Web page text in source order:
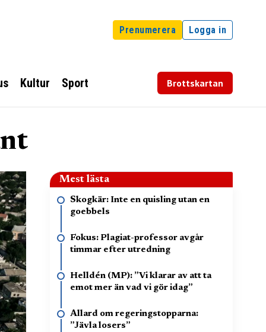
Prenumerera Logga in
Kultur Sport Brottskartan
Mest lästa
Skogkär: Inte en quisling utan en
goebbels
Fokus: Plagiat-professor avgår
timmar efter utredning
Helldén (MP): ”Vi klarar av att ta
emot mer än vad vi gör idag”
Allard om regeringstopparna:
”Jävla losers”